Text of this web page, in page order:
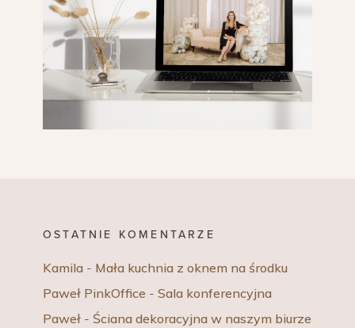
OSTATNIE KOMENTARZE
Kamila - Mała kuchnia z oknem na środku
Paweł PinkOffice - Sala konferencyjna
Paweł - Ściana dekoracyjna w naszym biurze